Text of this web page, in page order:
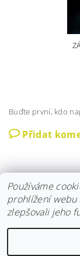
Buďte první, kdo
Přidat
Používáme
prohlížení webu
zlepšovali jeho